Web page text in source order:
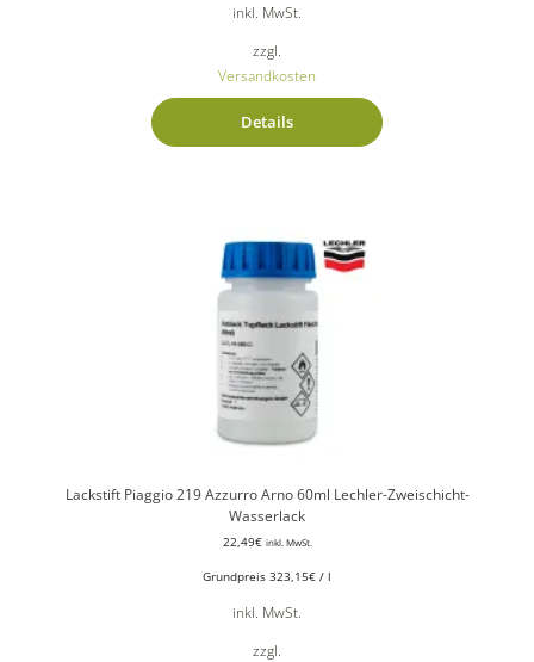
inkl. MwSt.
zzgl.
Versandkosten
Details
Lackstift Piaggio 219 Azzurro Arno 60ml Lechler-Zweischicht-
Wasserlack
22,49€ inkl. MwSt.
Grundpreis 323,15€ / l
inkl. MwSt.
zzgl.